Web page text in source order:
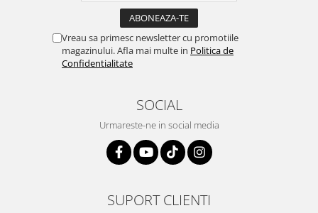
Vreau sa primesc newsletter cu promotiile
magazinului. Afla mai multe in Politica de
Confidentialitate
SOCIAL
Urmareste-ne in social media
SUPORT CLIENTI